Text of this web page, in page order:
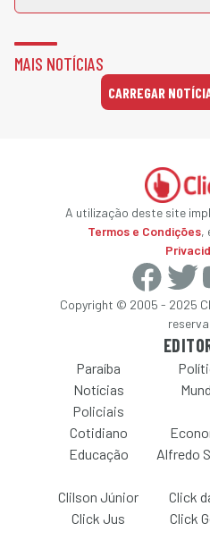
MAIS NOTÍCIAS
CARREGAR
A utilização deste site
Termos e Condições,
Copyright © 2005 - 2025
Paraíba
Notícias
Policiais
Cotidiano
Educação
Alfredo
Clilson Júnior
Click
Click Jus
Click